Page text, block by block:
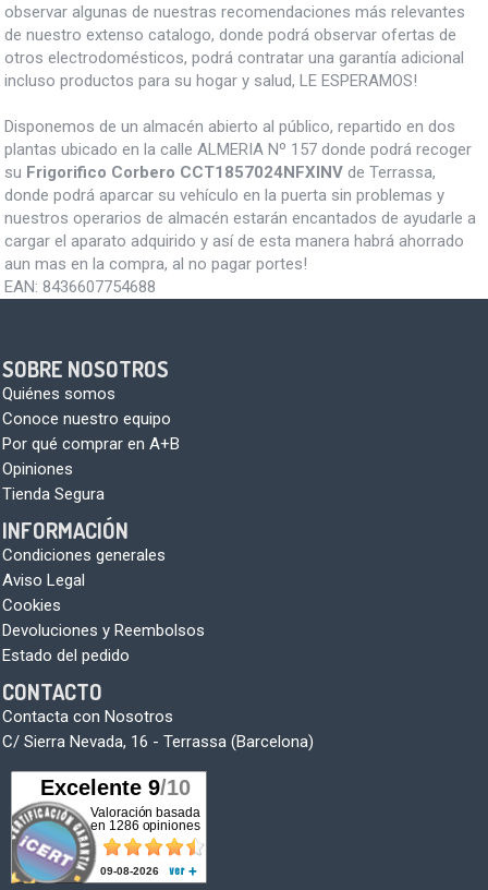
observar algunas de nuestras recomendaciones más relevantes
de nuestro extenso catalogo, donde podrá observar ofertas de
otros electrodomésticos, podrá contratar una garantía adicional
incluso productos para su hogar y salud, LE ESPERAMOS!
Disponemos de un almacén abierto al público, repartido en dos
plantas ubicado en la calle ALMERIA Nº 157 donde podrá recoger
su Frigorifico Corbero CCT1857024NFXINV de Terrassa,
donde podrá aparcar su vehículo en la puerta sin problemas y
nuestros operarios de almacén estarán encantados de ayudarle a
cargar el aparato adquirido y así de esta manera habrá ahorrado
aun mas en la compra, al no pagar portes!
EAN: 8436607754688
SOBRE NOSOTROS
Quiénes somos
Conoce nuestro equipo
Por qué comprar en A+B
Opiniones
Tienda Segura
INFORMACIÓN
Condiciones generales
Aviso Legal
Cookies
Devoluciones y Reembolsos
Estado del pedido
CONTACTO
Contacta con Nosotros
C/ Sierra Nevada, 16 - Terrassa (Barcelona)